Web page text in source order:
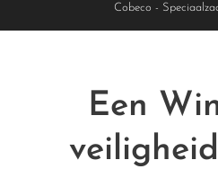
Cobeco -
Een